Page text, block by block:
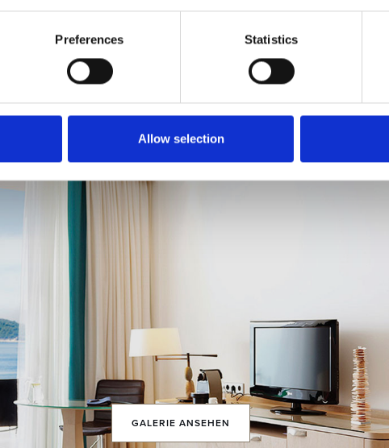
Preferences Statistics
Allow selection
pflege
GALERIE ANSEHEN